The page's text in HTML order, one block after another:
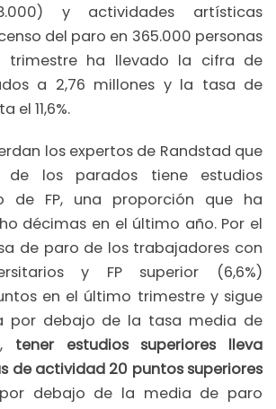
y actividades artísticas
del paro en 365.000 personas
trimestre ha llevado la cifra de
a 2,76 millones y la tasa de
el 11,6%.
los expertos de Randstad que
de los parados tiene estudios
de FP, una proporción que ha
décimas en el último año. Por el
de paro de los trabajadores con
y FP superior (6,6%)
en el último trimestre y sigue
por debajo de la tasa media de
tener estudios superiores lleva
de actividad 20 puntos superiores
debajo de la media de paro